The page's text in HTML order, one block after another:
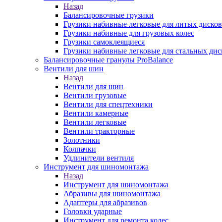
Назад
Балансировочные грузики
Грузики набивные легковые для литых дисков
Грузики набивные для грузовых колес
Грузики самоклеящиеся
Грузики набивные легковые для стальных
Балансировочные гранулы ProBalance
Вентили для шин
Назад
Вентили для шин
Вентили грузовые
Вентили для спецтехники
Вентили камерные
Вентили легковые
Вентили тракторные
Золотники
Колпачки
Удлинители вентиля
Инструмент для шиномонтажа
Назад
Инструмент для шиномонтажа
Абразивы для шиномонтажа
Адаптеры для абразивов
Головки ударные
Инструмент для ремонта колес